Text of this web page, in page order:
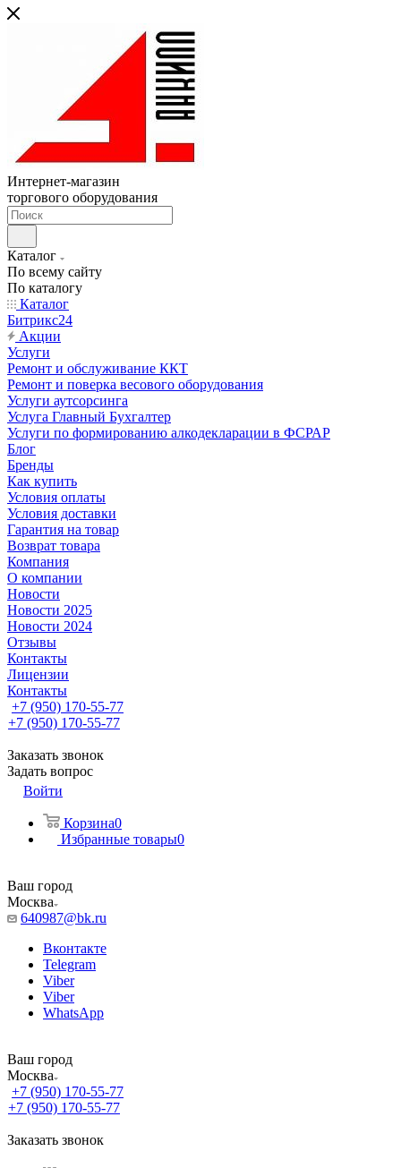
Интернет-магазин
торгового оборудования
Каталог
По всему сайту
По каталогу
Каталог
Битрикс24
Акции
Услуги
Ремонт и обслуживание ККТ
Ремонт и поверка весового оборудования
Услуги аутсорсинга
Услуга Главный Бухгалтер
Услуги по формированию алкодекларации в ФСРАР
Блог
Бренды
Как купить
Условия оплаты
Условия доставки
Гарантия на товар
Возврат товара
Компания
О компании
Новости
Новости 2025
Новости 2024
Отзывы
Контакты
Лицензии
Контакты
+7 (950) 170-55-77
+7 (950) 170-55-77
Заказать звонок
Задать вопрос
Войти
Корзина0
Избранные товары0
Ваш город
Москва
640987@bk.ru
Вконтакте
Telegram
Viber
Viber
WhatsApp
Ваш город
Москва
+7 (950) 170-55-77
+7 (950) 170-55-77
Заказать звонок